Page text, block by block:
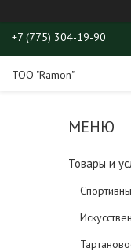
+7 (775) 304-19-90
ТОО "Ramon"
Товары и